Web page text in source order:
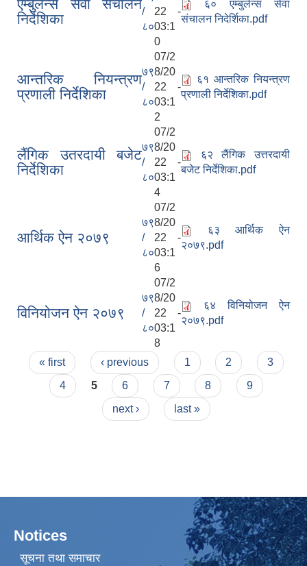
एम्बुलेन्स सेवा संचालन
निर्देशिका
/
८०
22 -
03:1
0
६० एम्बुलेन्स सेवा
संचालन निदेर्शिका.pdf
आन्तरिक नियन्त्रण
प्रणाली निर्देशिका
७९
/
८०
07/2
8/20
22 -
03:1
2
६१ आन्तरिक नियन्त्रण
प्रणाली निर्देशिका.pdf
लैंगिक उतरदायी बजेट
निर्देशिका
७९
/
८०
07/2
8/20
22 -
03:1
4
६२ लैंगिक उत्तरदायी
बजेट निर्देशिका.pdf
आर्थिक ऐन २०७९
७९
/
८०
07/2
8/20
22 -
03:1
6
६३ आर्थिक ऐन
२०७९.pdf
विनियोजन ऐन २०७९
७९
/
८०
07/2
8/20
22 -
03:1
8
६४ विनियोजन ऐन
२०७९.pdf
Pages
« first ‹ previous 1 2
3
4
5 6 7 8
9
next ›
last »
Notices
सूचना तथा समाचार